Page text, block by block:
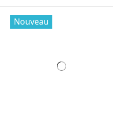
Nouveau